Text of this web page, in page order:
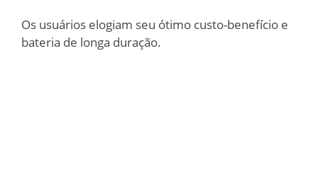
Os usuários elogiam seu ótimo custo-benefício e
bateria de longa duração.